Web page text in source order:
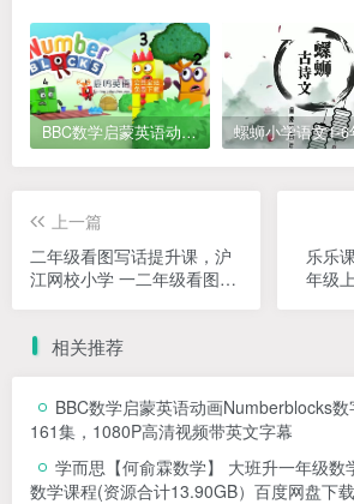
BBC数学启蒙英语动画Numberblocks数字积木，全七季共161集，1080P高清视频带英文字幕
上一篇
二年级看图写话提升课，沪
江网校小学 一二年级看图写
乐乐
年级
相关推荐
BBC数学启蒙英语动画Numberblocks
161集，1080P高清视频带英文字幕
学而思【何俞霖数学】 大班升一年级数
数学课程(资源合计13.90GB）百度网盘下载